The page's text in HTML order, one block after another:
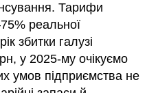
Тарифи
реальної
збитки галузі
у 2025-му очікуємо
умов підприємства не